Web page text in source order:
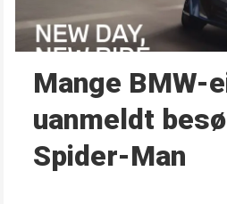
Mange BMW-
uanmeldt
Spider-Man